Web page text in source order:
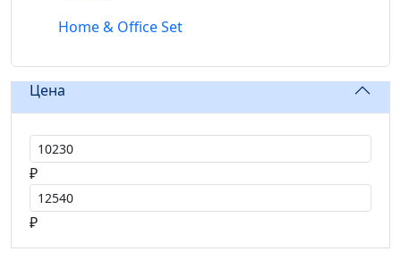
Home & Office Set
Цена
Цена от
₽
Цена до
₽